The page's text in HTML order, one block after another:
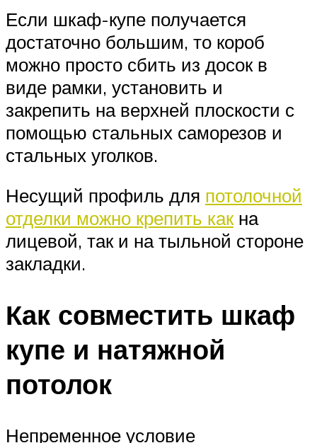
Если шкаф-купе получается
достаточно большим, то короб
можно просто сбить из досок в
виде рамки, установить и
закрепить на верхней плоскости с
помощью стальных саморезов и
стальных уголков.
Несущий профиль для потолочной
отделки можно крепить какна
лицевой, так и на тыльной стороне
закладки.
Как совместить шкаф
купе и натяжной
потолок
Непременное условие